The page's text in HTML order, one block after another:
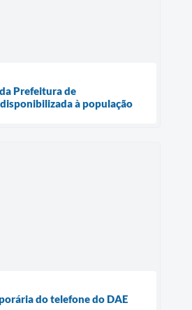
Prefeitura de
à população
do telefone do DAE